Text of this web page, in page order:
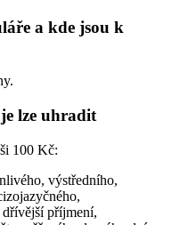
a kde jsou k
lze uhradit
100 Kč:
výstředního,
příjmení,